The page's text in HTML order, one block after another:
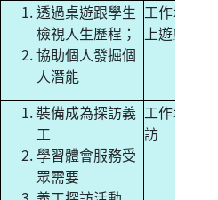
透過桌遊跟學生
檢視人生歷程；
協助個人發掘個
人潛能
工作坊+桌
上遊戲
裝備成為探訪義
工
學習體會服務受
眾需要
工作坊+探
訪